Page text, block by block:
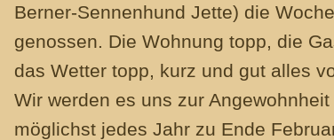
Berner-Sennenhund Jette) die
genossen. Die Wohnung topp, die
das Wetter topp, kurz und gut alles
Wir werden es uns zur
möglichst jedes Jahr zu Ende